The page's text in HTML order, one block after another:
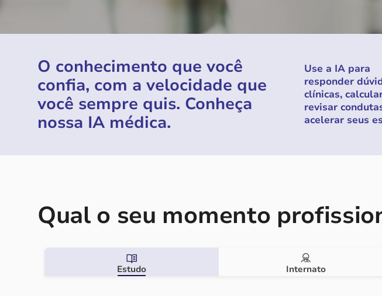
O conhecimento que você
confia, com a velocidade que
você sempre quis. Conheça
nossa IA médica.
Use a IA para
responder
clínicas,
revisar
acelerar seus
Qual o seu momento
Estudo Internato